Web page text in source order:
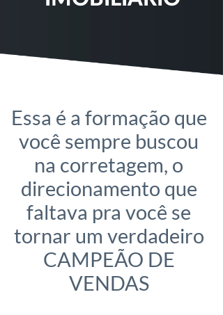
Essa é a formação que
você sempre buscou
na corretagem, o
direcionamento que
faltava pra você se
tornar um verdadeiro
CAMPEÃO DE
VENDAS